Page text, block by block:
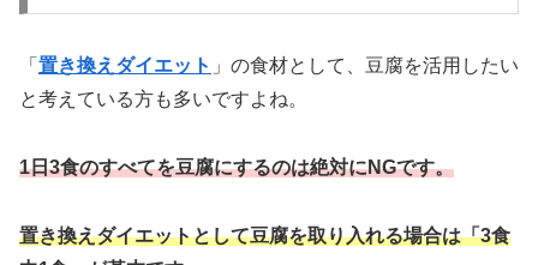
「 置き換えダイエット 」の食材として、豆腐を活用したい
と考えている方も多いですよね。
1日3食のすべてを豆腐にするのは絶対にNGです。
置き換えダイエットとして豆腐を取り入れる場合は「3食